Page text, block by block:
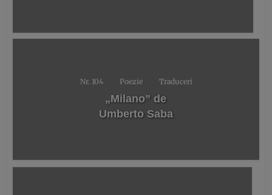
Nr. 104 Poezie Traduceri
„Milano” de
Umberto Saba